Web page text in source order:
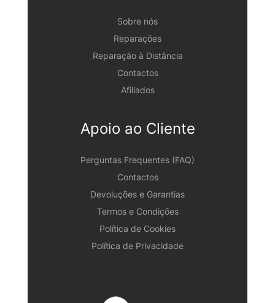
Sobre nós
Reparações
Reparação à Distância
Contactos
Afiliados
Apoio ao Cliente
Perguntas Frequentes (FAQ)
Contactos
Devoluções e Garantias
Termos e Condições
Política de Cookies
Política de Privacidade